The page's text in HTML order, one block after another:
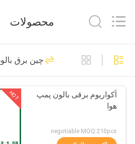
خانه
محصولات
درباره
co.,limited.
پمپ هوا
71
محصولات
چین برق
HOT
آکواریوم برقی بالون پمپ
هوا
negotiable MOQ:210pcs